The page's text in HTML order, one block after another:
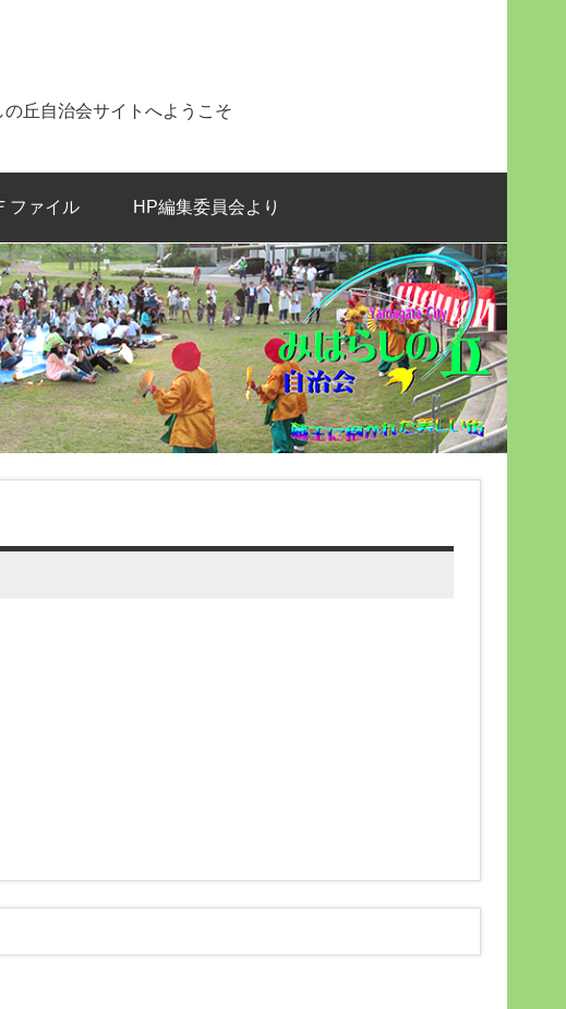
丘自治会サイトへようこそ
ファイル HP編集委員会より